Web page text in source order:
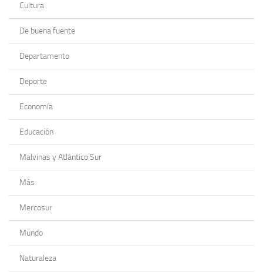
Cultura
De buena fuente
Departamento
Deporte
Economía
Educación
Malvinas y Atlántico Sur
Más
Mercosur
Mundo
Naturaleza